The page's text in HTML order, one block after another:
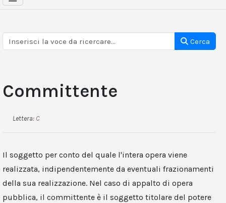
Cerca
Committente
Lettera: C
Il soggetto per conto del quale l'intera opera viene
realizzata, indipendentemente da eventuali frazionamenti
della sua realizzazione. Nel caso di appalto di opera
pubblica, il committente è il soggetto titolare del potere